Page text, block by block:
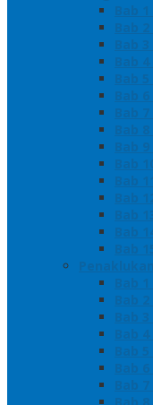
Bab
Bab
Bab
Bab
Bab
Bab
Bab
Bab
Bab
Bab
Bab
Bab
Bab
Bab
Bab
Bab
Bab
Bab
Bab
Bab
Bab
Bab